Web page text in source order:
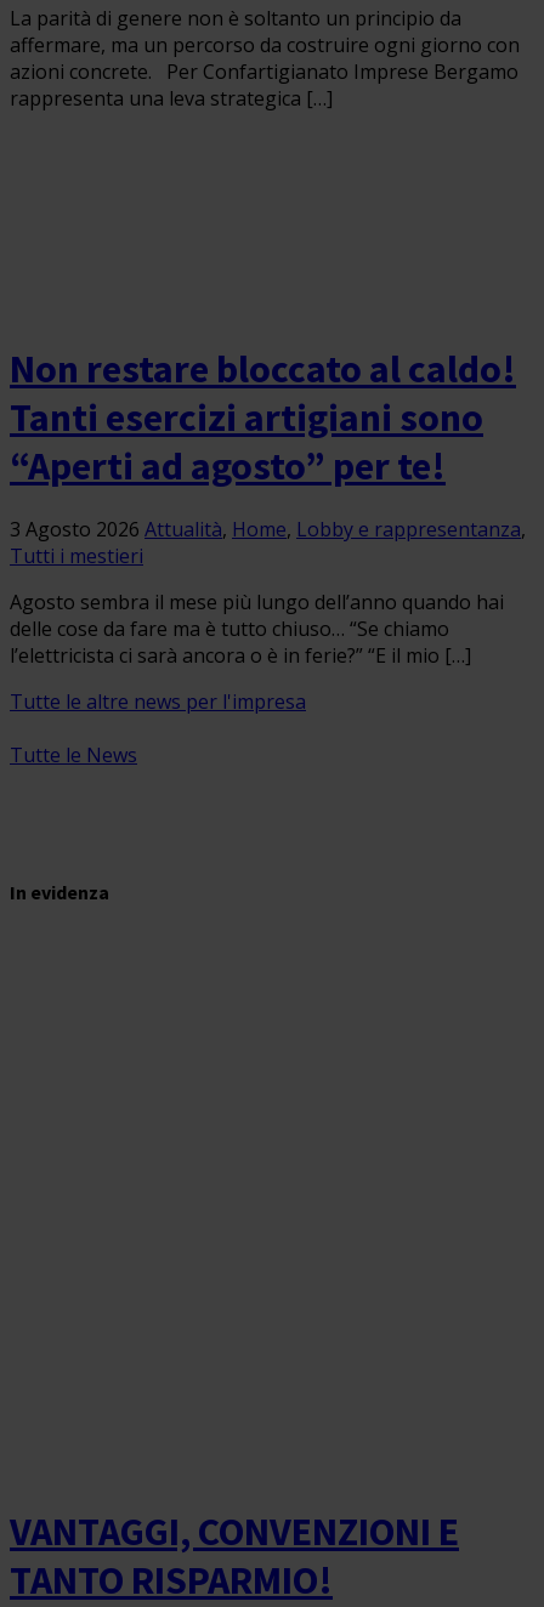
La parità di genere non è soltanto un principio da
affermare, ma un percorso da costruire ogni giorno con
azioni concrete. Per Confartigianato Imprese Bergamo
rappresenta una leva strategica […]
Non restare bloccato al caldo!
Tanti esercizi artigiani sono
“Aperti ad agosto” per te!
3 Agosto 2026 Attualità, Home, Lobby e rappresentanza,
Tutti i mestieri
Agosto sembra il mese più lungo dell’anno quando hai
delle cose da fare ma è tutto chiuso… “Se chiamo
l’elettricista ci sarà ancora o è in ferie?” “E il mio […]
Tutte le altre news per l'impresa
Tutte le News
In evidenza
VANTAGGI, CONVENZIONI E
TANTO RISPARMIO!